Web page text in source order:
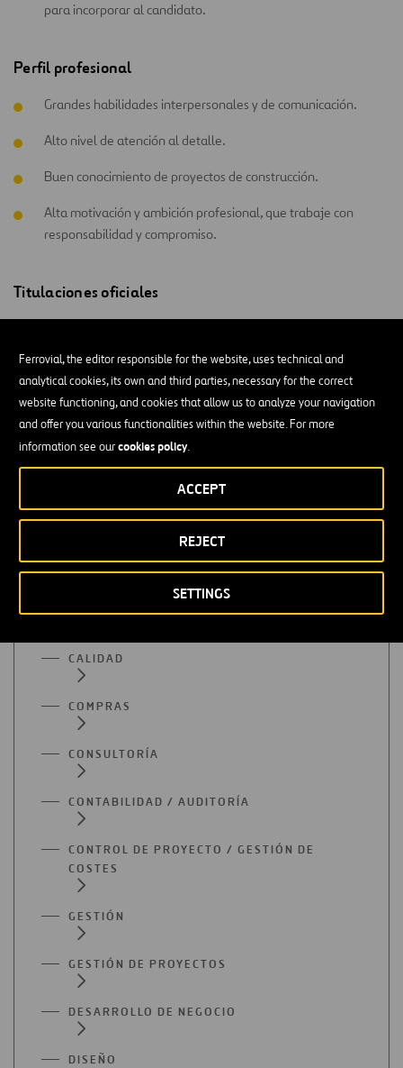
Ferrovial, the editor responsible for the website, uses technical and
analytical cookies, its own and third parties, necessary for the correct
website functioning, and cookies that allow us to analyze your navigation
and offer you various functionalities within the website. For more
information see ourcookies policy.
SETTINGS
REJECT
ACCEPT
para incorporar al candidato.
Perfil profesional
Grandes habilidades interpersonales y de comunicación.
Alto nivel de atención al detalle.
Buen conocimiento de proyectos de construcción.
Alta motivación y ambición profesional, que trabaje con
responsabilidad y compromiso.
Titulaciones oficiales
humanos.
Grado en Psicología.
Ofertas de empleo en el resto de
áreas funcionales
ADMINISTRACIÓN
APROVISIONAMIENTO
CALIDAD
COMPRAS
CONSULTORÍA
CONTABILIDAD / AUDITORÍA
CONTROL DE PROYECTO / GESTIÓN DE
COSTES
GESTIÓN
GESTIÓN DE PROYECTOS
DESARROLLO DE NEGOCIO
DISEÑO